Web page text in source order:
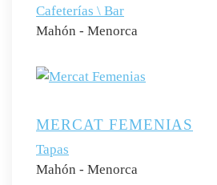
Cafeterías \ Bar
Mahón - Menorca
MERCAT FEMENIAS
Tapas
Mahón - Menorca